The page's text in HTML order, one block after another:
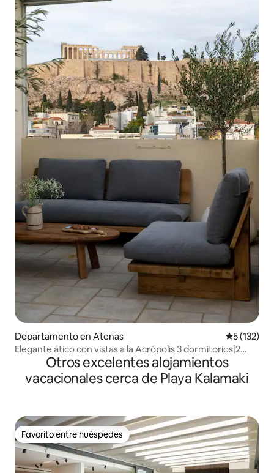
Departamento en Atenas
5 (132)
Elegante ático con vistas a la Acrópolis 3 dormitorios|2
Otros excelentes alojamientos
vacacionales cerca de Playa Kalamaki
Favorito entre huéspedes
Favorito entre huéspedes